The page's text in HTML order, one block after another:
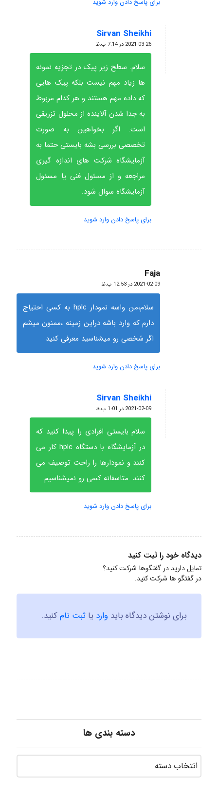
Sirvan Sheikhi
گفته:
2021-03-26 در 7:14 ب.ظ
سلام. سطح زیر پیک در تجزیه نمونه
ها زیاد مهم نیست بلکه پیک هایی
که داده مهم هستند و هر کدام مربوط
به جدا شدن آلاینده از محلول تزریقی
است. اگر بخواهین به صورت
تخصصی بررسی بشه بایستی حتما به
آزمایشگاه شرکت های اندازه گیری
مراجعه و از مسئول فنی یا مسئول
آزمایشگاه سوال شود.
برای پاسخ دادن وارد شوید
Faja
گفته:
2021-02-09 در 12:53 ب.ظ
سلام،من واسه نمودار hplc به کسی احتیاج
دارم که وارد باشه دراین زمینه ،ممنون میشم
اگر شخصی رو میشناسید معرفی کنید
برای پاسخ دادن وارد شوید
Sirvan Sheikhi
گفته:
2021-02-09 در 1:01 ب.ظ
سلام بایستی افرادی را پیدا کنید که
در آزمایشگاه با دستگاه hplc کار می
کنند و نمودارها را راحت توصیف می
کنند. متاسفانه کسی رو نمیشناسیم.
برای پاسخ دادن وارد شوید
دیدگاه خود را ثبت کنید
تمایل دارید در گفتگوها شرکت کنید؟
در گفتگو ها شرکت کنید.
برای نوشتن دیدگاه باید وارد یا ثبت نامکنید.
دسته بندی ها